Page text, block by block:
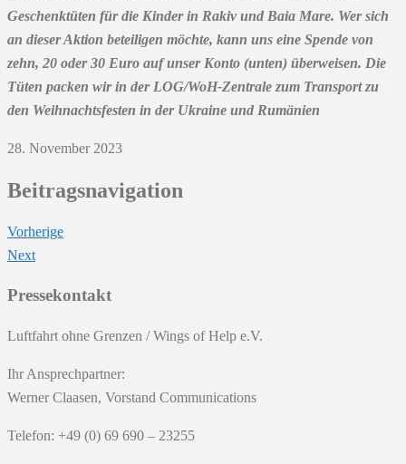
Geschenktüten für die Kinder in Rakiv und Baia Mare. Wer sich
an dieser Aktion beteiligen möchte, kann uns eine Spende von
zehn, 20 oder 30 Euro auf unser Konto (unten) überweisen. Die
Tüten packen wir in der LOG/WoH-Zentrale zum Transport zu
den Weihnachtsfesten in der Ukraine und Rumänien
28. November 2023
Beitragsnavigation
Vorherige
Next
Pressekontakt
Luftfahrt ohne Grenzen / Wings of Help e.V.
Ihr Ansprechpartner:
Werner Claasen, Vorstand Communications
Telefon: +49 (0) 69 690 – 23255